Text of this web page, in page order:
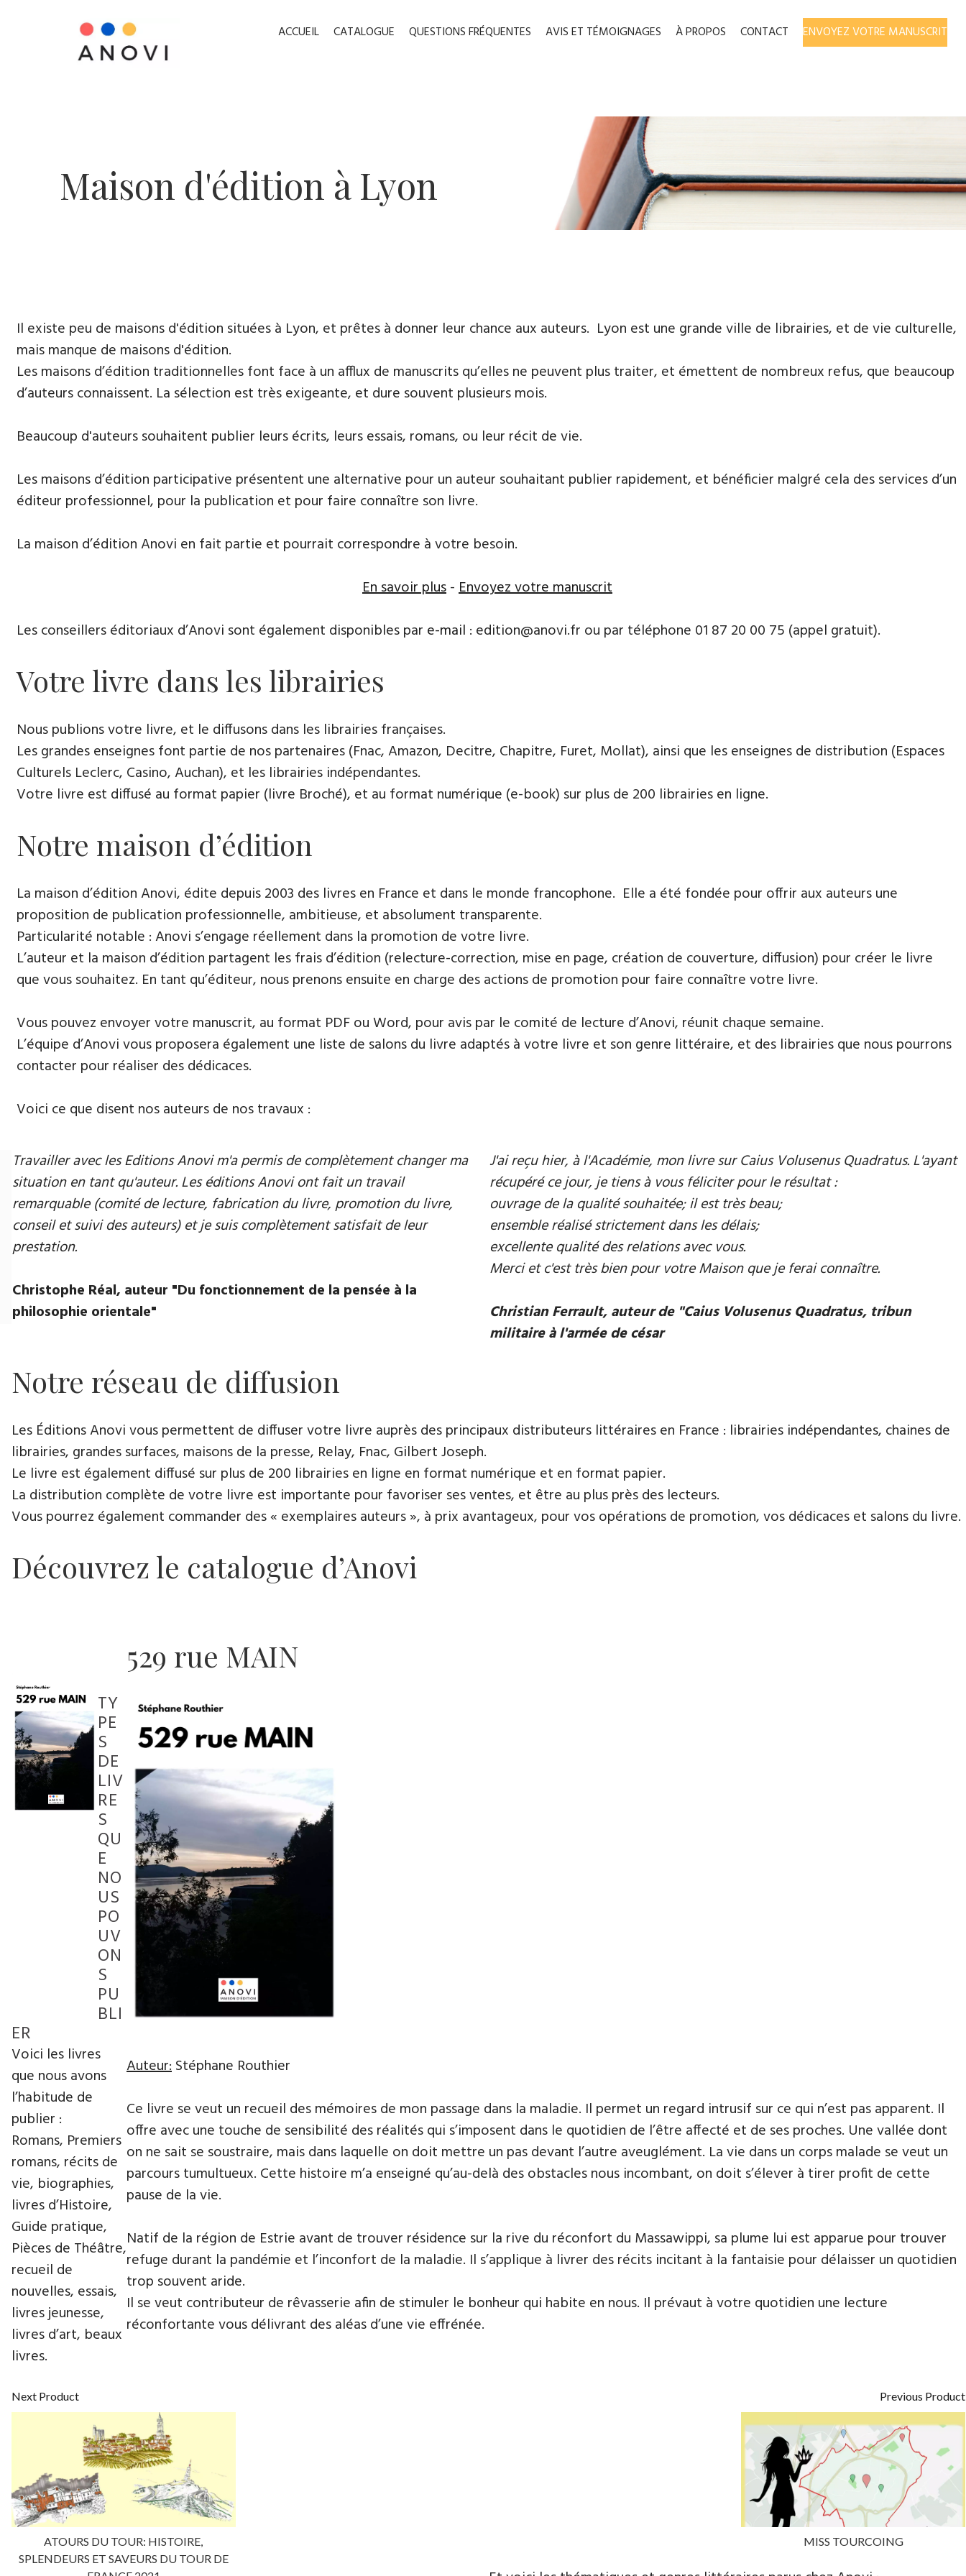
ACCUEIL CATALOGUE QUESTIONS FRÉQUENTES AVIS ET TÉMOIGNAGES À PROPOS CONTACT ENVOYEZ VOTRE MANUSCRIT
​Maison d'édition ​à Lyon
​Il existe peu de maisons d'édition situées à Lyon, et prêtes à donner leur chance aux auteurs. Lyon est une grande ville de librairies, et de vie culturelle,
mais manque de maisons d'édition.
Les maisons d’édition traditionnelles font face à un afflux de manuscrits qu’elles ne peuvent plus traiter, et émettent de nombreux refus, que beaucoup
d’auteurs connaissent. La sélection est très exigeante, et dure souvent plusieurs mois.
Beaucoup d'auteurs souhaitent publier leurs écrits, leurs essais, romans, ou leur récit de vie.
Les maisons d’édition participative présentent une alternative pour un auteur souhaitant publier rapidement, et bénéficier malgré cela des services d’un
éditeur professionnel, pour la publication et pour faire connaître son livre.
La maison d’édition Anovi en fait partie et pourrait correspondre à votre besoin.
En savoir plus-Envoyez votre manuscrit
Les conseillers éditoriaux d’Anovi sont également disponibles par e-mail : edition@anovi.fr ou par téléphone ​​0​1 87 20 00 75 (appel gratuit).
Votre livre dans les librairies
Nous publions votre livre, et le diffusons dans les librairies françaises​.
Les grandes enseignes font partie de nos partenaires (Fnac, Amazon, Decitre, Chapitre, Furet, Mollat), ainsi que les enseignes de distribution (Espaces
Culturels Leclerc, Casino, Auchan), et les librairies indépendantes.
Votre livre est diffusé au format papier (livre Broché), et au format numérique (e-book) sur plus de 200 librairies en ligne.
Notre maison d’édition
La maison d’édition Anovi, édite depuis 2003 des livres en France et dans le monde francophone. Elle a été fondée pour offrir aux auteurs une
proposition de publication professionnelle, ambitieuse, et absolument transparente.
Particularité notable : Anovi s’engage réellement dans la promotion de votre livre.
L’auteur et la maison d’édition partagent les frais d’édition (relecture-correction, mise en page, création de couverture, diffusion) pour créer le livre
que vous souhaitez. En tant qu’éditeur, nous prenons ensuite en charge des actions de promotion pour faire connaître votre livre.
Vous pouvez envoyer votre manuscrit, au format PDF ou Word, pour avis par le comité de lecture d’Anovi, réunit chaque semaine.
L’équipe d’Anovi vous proposera également une liste de salons du livre adaptés à votre livre et son genre littéraire, et des librairies que nous pourrons
contacter pour réaliser des dédicaces.
Voici ce que disent nos auteurs de nos travaux :
Travailler avec les Editions Anovi m'a permis de complètement changer ma
situation en tant qu'auteur. Les éditions Anovi ont fait un travail
remarquable (comité de lecture, fabrication du livre, promotion du livre,
conseil et suivi des auteurs) et je suis complètement satisfait de leur
prestation.
Christophe Réal, auteur ​"Du fonctionnement de la pensée à la
philosophie orientale"
J'ai reçu hier, à l'Académie, mon livre sur Caius Volusenus Quadratus. L'ayant
récupéré ce jour, je tiens à vous féliciter pour le résultat :
ouvrage de la qualité souhaitée; il est très beau;
ensemble réalisé strictement dans les délais;
excellente qualité des relations avec vous.
Merci et c'est très bien pour votre Maison que je ferai connaître.
Christian Ferrault, auteur de "Caius Volusenus Quadratus, tribun
militaire à l'armée de césar
Notre réseau de diffusion
Les Éditions Anovi vous permettent de diffuser votre livre auprès des principaux distributeurs littéraires en France : librairies indépendantes, chaines de
librairies, grandes surfaces, maisons de la presse, Relay, Fnac, Gilbert Joseph.
Le livre est également diffusé sur plus de 200 librairies en ligne en format numérique et en format papier.
La distribution complète de votre livre est importante pour favoriser ses ventes, et être au plus près des lecteurs.
Vous pourrez également commander des « exemplaires auteurs », à prix avantageux, pour vos opérations de promotion, vos dédicaces et salons du livre.
Découvrez le catalogue d’Anovi
529 rue MAIN
Auteur:Stéphane Routhier
Ce livre se veut un recueil des mémoires de mon passage dans la maladie. Il permet un regard intrusif sur ce qui n’est pas apparent. Il
offre avec une touche de sensibilité des réalités qui s’imposent dans le quotidien de l’être affecté et de ses proches. Une vallée dont
on ne sait se soustraire, mais dans laquelle on doit mettre un pas devant l’autre aveuglément. La vie dans un corps malade se veut un
parcours tumultueux. Cette histoire m’a enseigné qu’au-delà des obstacles nous incombant, on doit s’élever à tirer profit de cette
pause de la vie.
Natif de la région de Estrie avant de trouver résidence sur la rive du réconfort du Massawippi, sa plume lui est apparue pour trouver
refuge durant la pandémie et l’inconfort de la maladie. Il s’applique à livrer des récits incitant à la fantaisie pour délaisser un quotidien
trop souvent aride.
Il se veut contributeur de rêvasserie afin de stimuler le bonheur qui habite en nous. Il prévaut à votre quotidien une lecture
réconfortante vous délivrant des aléas d’une vie effrénée.
Next Product
ATOURS DU TOUR: HISTOIRE,
SPLENDEURS ET SAVEURS DU TOUR DE
Previous Product
MISS TOURCOING
TY
PE
S
DE
LIV
RE
S
QU
E
NO
US
PO
UV
ON
S
PU
BLI
ER
Voici les livres
que nous avons
l’habitude de
publier :
Romans, Premiers
romans, récits de
vie, biographies,
livres d’Histoire,
Guide pratique,
Pièces de Théâtre,
recueil de
nouvelles, essais,
livres jeunesse,
livres d’art, beaux
livres.